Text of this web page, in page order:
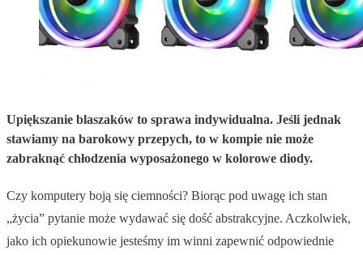
Upiększanie blaszaków to sprawa indywidualna. Jeśli jednak
stawiamy na barokowy przepych, to w kompie nie może
zabraknąć chłodzenia wyposażonego w kolorowe diody.
Czy komputery boją się ciemności? Biorąc pod uwagę ich stan
„życia” pytanie może wydawać się dość abstrakcyjne. Aczkolwiek,
jako ich opiekunowie jesteśmy im winni zapewnić odpowiednie